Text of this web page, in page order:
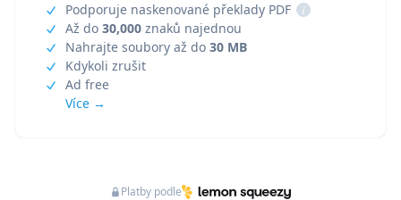
Podporuje naskenované překlady PDF
i
Až do 30,000 znaků najednou
Nahrajte soubory až do 30 MB
Kdykoli zrušit
Ad free
Více →
Platby podle